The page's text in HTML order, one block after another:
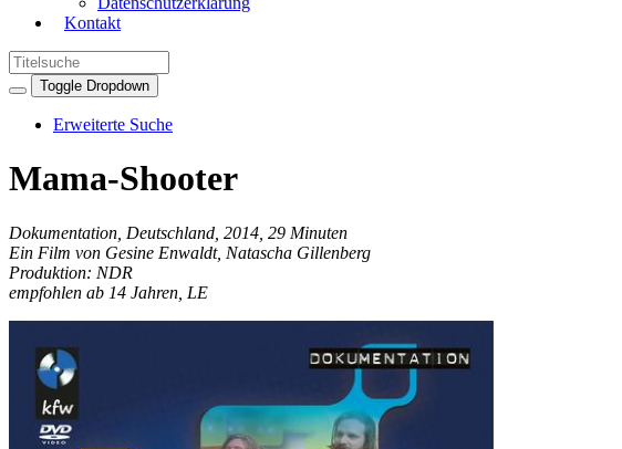
Kontakt
Toggle Dropdown
Erweiterte Suche
Mama-Shooter
Dokumentation, Deutschland, 2014, 29 Minuten
Ein Film von Gesine Enwaldt, Natascha Gillenberg
Produktion: NDR
empfohlen ab 14 Jahren, LE